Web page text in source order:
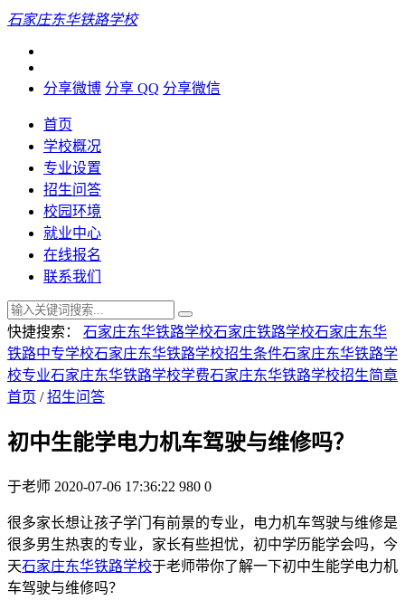
石家庄东华铁路学校
分享微博 分享 QQ 分享微信
首页
学校概况
专业设置
招生问答
校园环境
就业中心
在线报名
联系我们
快捷搜索： 石家庄东华铁路学校石家庄铁路学校石家庄东华
铁路中专学校石家庄东华铁路学校招生条件石家庄东华铁路学
校专业石家庄东华铁路学校学费石家庄东华铁路学校招生简章
首页 /招生问答
初中生能学电力机车驾驶与维修吗？
于老师 2020-07-06 17:36:22 980 0
很多家长想让孩子学门有前景的专业，电力机车驾驶与维修是
很多男生热衷的专业，家长有些担忧，初中学历能学会吗，今
天石家庄东华铁路学校于老师带你了解一下初中生能学电力机
车驾驶与维修吗？